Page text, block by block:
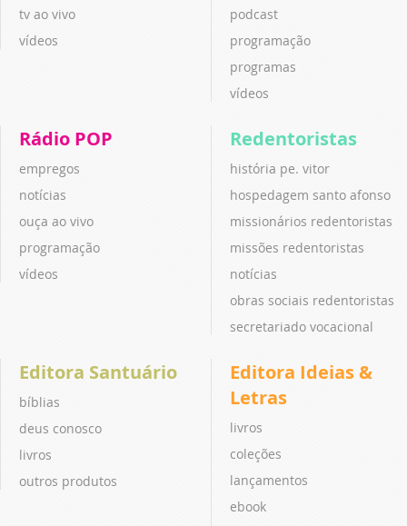
tv ao vivo
vídeos
podcast
programação
programas
vídeos
Rádio POP
empregos
notícias
ouça ao vivo
programação
vídeos
Redentoristas
história pe. vitor
hospedagem santo afonso
missionários redentoristas
missões redentoristas
notícias
obras sociais redentoristas
secretariado vocacional
Editora Santuário
bíblias
deus conosco
livros
outros produtos
Editora Ideias &
Letras
livros
coleções
lançamentos
ebook